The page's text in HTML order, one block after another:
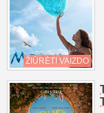
ŽIŪRĖTI VAIZDO